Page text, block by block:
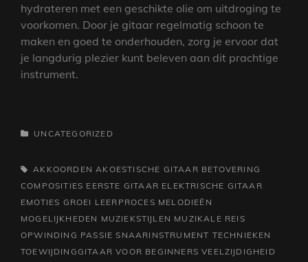
hydrateren met een geschikte olie om uitdroging te
voorkomen. Door je gitaar regelmatig schoon te
maken en goed te onderhouden, zorg je ervoor dat
je langdurig plezier kunt beleven aan dit prachtige
instrument.
CATEGORIEËN
UNCATEGORIZED
TAGS,AKKOORDEN AKOESTISCHE GITAAR BETOVERING
COMPOSITIES EERSTE GITAAR ELEKTRISCHE GITAAR
EMOTIES GROEI LEERPROCES MELODIEËN
MOGELIJKHEDEN MUZIEKSTIJLEN MUZIKALE REIS
OPWINDING PASSIE SNAARINSTRUMENT TECHNIEKEN
TOEWIJDINGGITAAR VOOR BEGINNERS VEELZIJDIGHEID